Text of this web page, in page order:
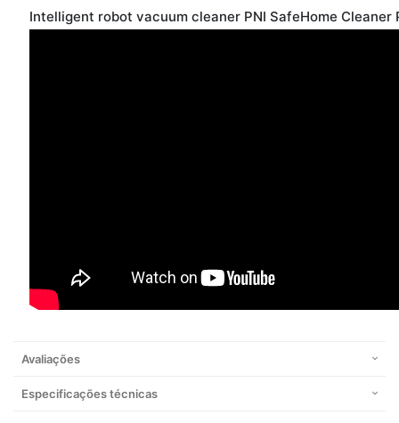
Intelligent robot vacuum cleaner PNI SafeHome Cleaner
Avaliações
Especificações técnicas